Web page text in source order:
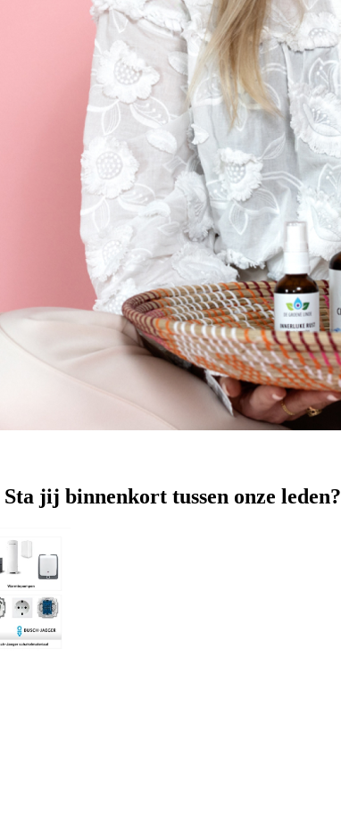
Sta jij binnenkort tussen onze leden?